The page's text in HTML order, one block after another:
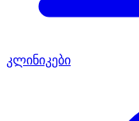
კლინიკები